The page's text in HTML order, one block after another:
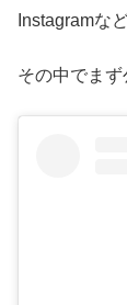
Instagramな
その中でまず